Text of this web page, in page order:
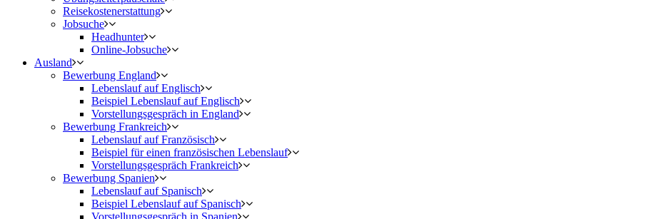
Reisekostenerstattung
Jobsuche
Headhunter
Online-Jobsuche
Ausland
Bewerbung England
Lebenslauf auf Englisch
Beispiel Lebenslauf auf Englisch
Vorstellungsgespräch in England
Bewerbung Frankreich
Lebenslauf auf Französisch
Beispiel für einen französischen Lebenslauf
Vorstellungsgespräch Frankreich
Bewerbung Spanien
Lebenslauf auf Spanisch
Beispiel Lebenslauf auf Spanisch
Vorstellungsgespräch in Spanien